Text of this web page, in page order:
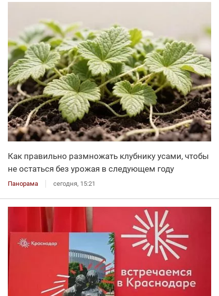
Как правильно размножать клубнику усами, чтобы
не остаться без урожая в следующем году
Панорама сегодня, 15:21